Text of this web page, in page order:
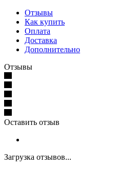
Отзывы
Как купить
Оплата
Доставка
Дополнительно
Отзывы
Оставить отзыв
Загрузка отзывов...